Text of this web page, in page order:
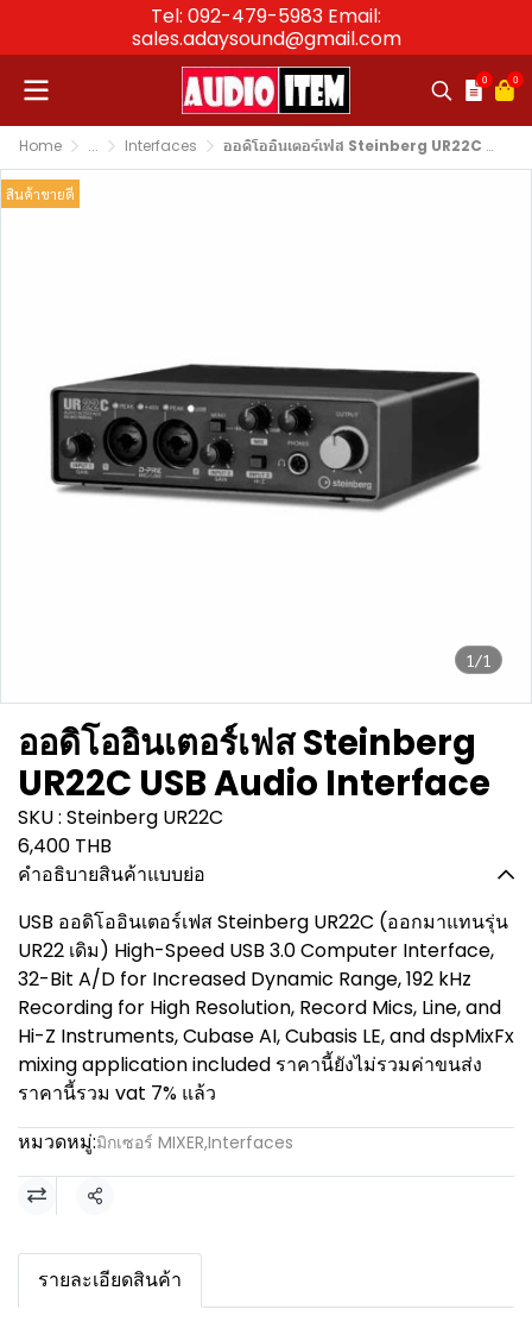
Tel: 092-479-5983 Email:
sales.adaysound@gmail.com
0 0
Home ... Interfaces ออดิโออินเตอร์เฟส Steinberg UR22C USB Audio Interface
1/1
สินค้าขายดี
ออดิโออินเตอร์เฟส Steinberg
UR22C USB Audio Interface
SKU : Steinberg UR22C
6,400 THB
คำอธิบายสินค้าแบบย่อ
USB ออดิโออินเตอร์เฟส Steinberg UR22C (ออกมาแทนรุ่น
UR22 เดิม) High-Speed USB 3.0 Computer Interface,
32-Bit A/D for Increased Dynamic Range, 192 kHz
Recording for High Resolution, Record Mics, Line, and
Hi-Z Instruments, Cubase AI, Cubasis LE, and dspMixFx
mixing application included ราคานี้ยังไม่รวมค่าขนส่ง
ราคานี้รวม vat 7% แล้ว
หมวดหมู่:มิกเซอร์ MIXER,Interfaces
แชร์
รายละเอียดสินค้า